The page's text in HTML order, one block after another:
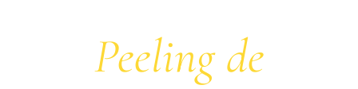
Peeling de